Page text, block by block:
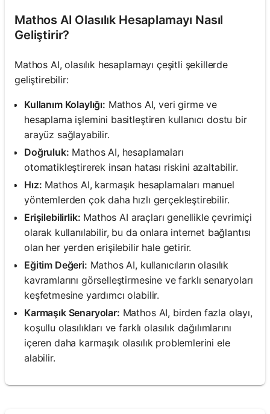
Mathos AI Olasılık Hesaplamayı Nasıl
Geliştirir?
Mathos AI, olasılık hesaplamayı çeşitli şekillerde
geliştirebilir:
Kullanım Kolaylığı: Mathos AI, veri girme ve
hesaplama işlemini basitleştiren kullanıcı dostu bir
arayüz sağlayabilir.
Doğruluk: Mathos AI, hesaplamaları
otomatikleştirerek insan hatası riskini azaltabilir.
Hız: Mathos AI, karmaşık hesaplamaları manuel
yöntemlerden çok daha hızlı gerçekleştirebilir.
Erişilebilirlik: Mathos AI araçları genellikle çevrimiçi
olarak kullanılabilir, bu da onlara internet bağlantısı
olan her yerden erişilebilir hale getirir.
Eğitim Değeri: Mathos AI, kullanıcıların olasılık
kavramlarını görselleştirmesine ve farklı senaryoları
keşfetmesine yardımcı olabilir.
Karmaşık Senaryolar: Mathos AI, birden fazla olayı,
koşullu olasılıkları ve farklı olasılık dağılımlarını
içeren daha karmaşık olasılık problemlerini ele
alabilir.